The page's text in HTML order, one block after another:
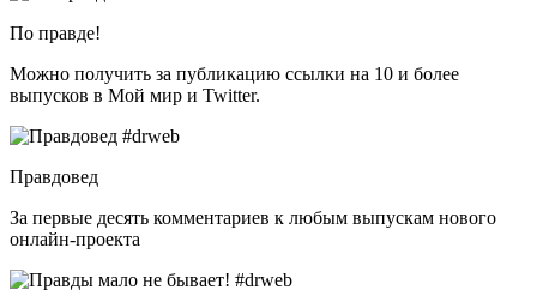
По правде!
Можно получить за публикацию ссылки на 10 и более
выпусков в Мой мир и Twitter.
Правдовед
За первые десять комментариев к любым выпускам нового
онлайн-проекта